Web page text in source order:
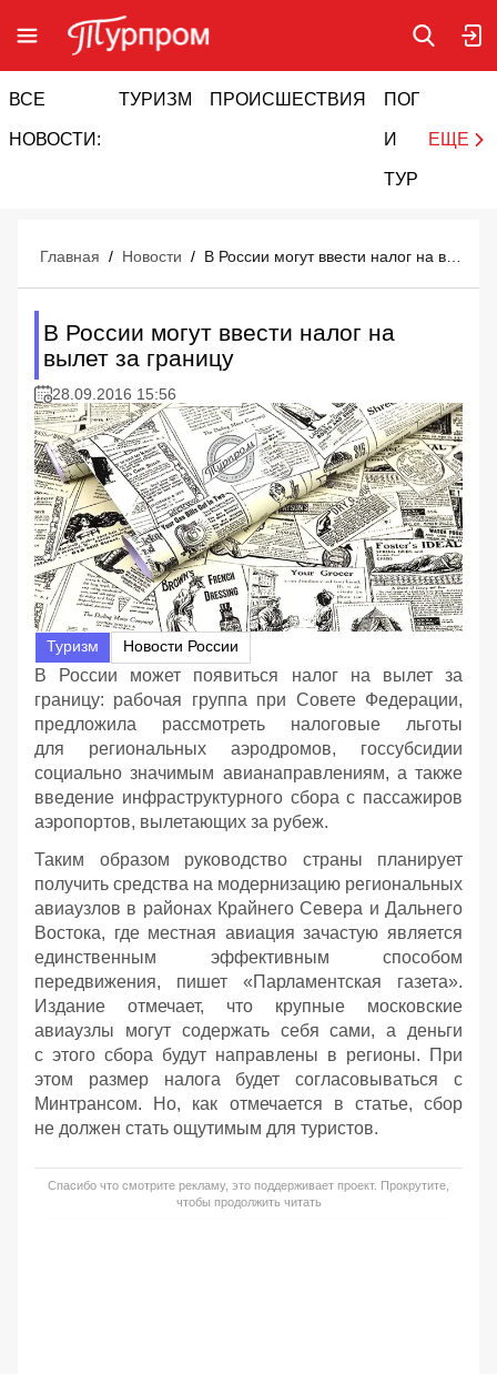
ВСЕ
НОВОСТИ:
ТУРИЗМ ПРОИСШЕСТВИЯ ПОГОДА
И
ТУРИЗМ
ЕЩЕ
Главная / Новости /
В России могут ввести налог на
вылет за границу
28.09.2016 15:56
Туризм Новости России
В России может появиться налог на вылет за
границу: рабочая группа при Совете Федерации,
предложила рассмотреть налоговые льготы
для региональных аэродромов, госсубсидии
социально значимым авианаправлениям, а также
введение инфраструктурного сбора с пассажиров
аэропортов, вылетающих за рубеж.
Таким образом руководство страны планирует
получить средства на модернизацию региональных
авиаузлов в районах Крайнего Севера и Дальнего
Востока, где местная авиация зачастую является
единственным эффективным способом
передвижения, пишет «Парламентская газета».
Издание отмечает, что крупные московские
авиаузлы могут содержать себя сами, а деньги
с этого сбора будут направлены в регионы. При
этом размер налога будет согласовываться с
Минтрансом. Но, как отмечается в статье, сбор
не должен стать ощутимым для туристов.
Спасибо что смотрите рекламу, это поддерживает проект. Прокрутите,
чтобы продолжить читать